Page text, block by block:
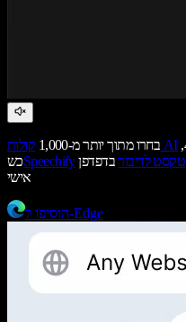
בחרו מתוך יותר מ-1,000 קולות AIוהאזינו במהירות של עד פי 4.5,
כשSpeechify טקסט לדיבורבדפדפן Edge וגם עונה על שאלות כמו עוזר
אישי
הוסיפו ל-Edge